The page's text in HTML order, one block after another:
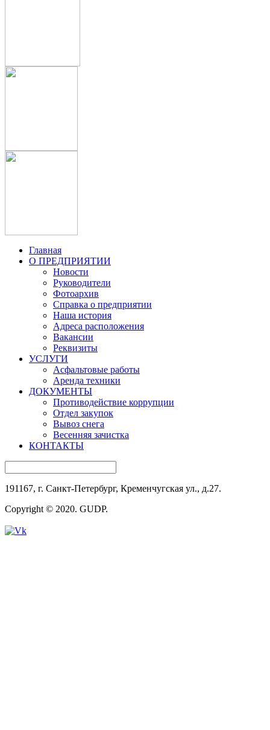
Главная
О ПРЕДПРИЯТИИ
Новости
Руководители
Фотоархив
Справка о предприятии
Наша история
Адреса расположения
Вакансии
Реквизиты
УСЛУГИ
Асфальтовые работы
Аренда техники
ДОКУМЕНТЫ
Противодействие коррупции
Отдел закупок
Вывоз снега
Весенняя зачистка
КОНТАКТЫ
191167, г. Санкт-Петербург, Кременчугская ул., д.27.
Copyright © 2020. GUDP.